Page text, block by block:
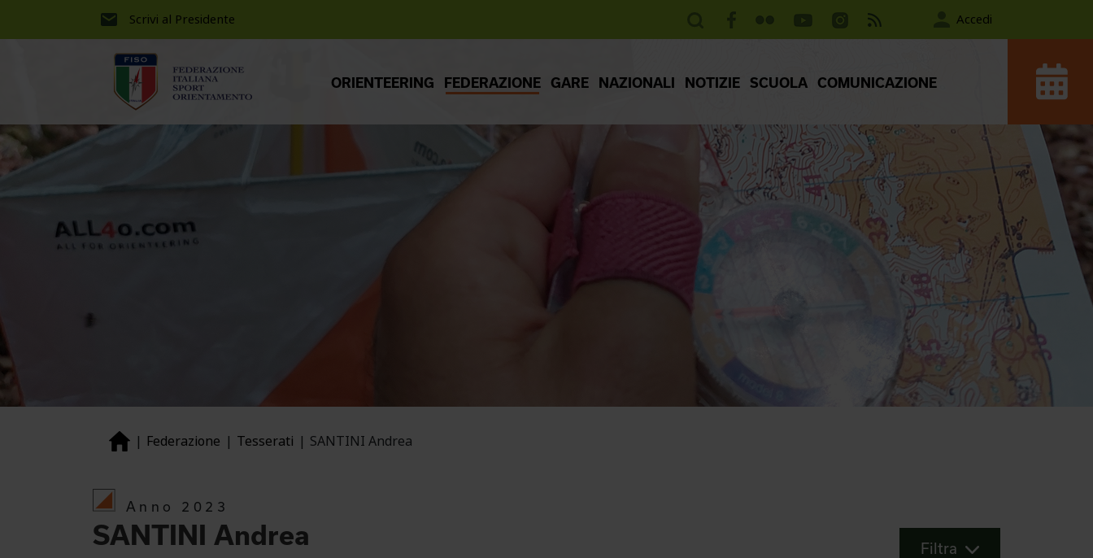
Scrivi al Presidente Accedi
ORIENTEERING FEDERAZIONE GARE NAZIONALI NOTIZIE SCUOLA COMUNICAZIONE
Federazione Tesserati SANTINI Andrea
Anno 2023
SANTINI Andrea Filtra